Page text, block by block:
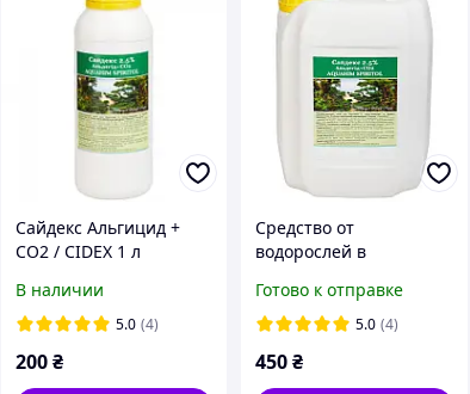
Сайдекс Альгицид +
СО2 / CIDEX 1 л
В наличии
5.0 (4)
200₴
Средство от
водорослей в
Spiritol Сайдекс, 5л.
Готово к отправке
5.0 (4)
450₴